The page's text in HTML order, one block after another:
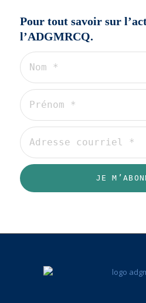
Pour tout savoir sur
l’ADGMRCQ.